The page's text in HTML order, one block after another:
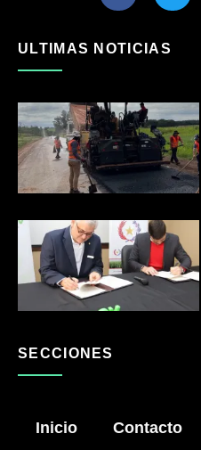
ULTIMAS NOTICIAS
SECCIONES
Inicio Contacto